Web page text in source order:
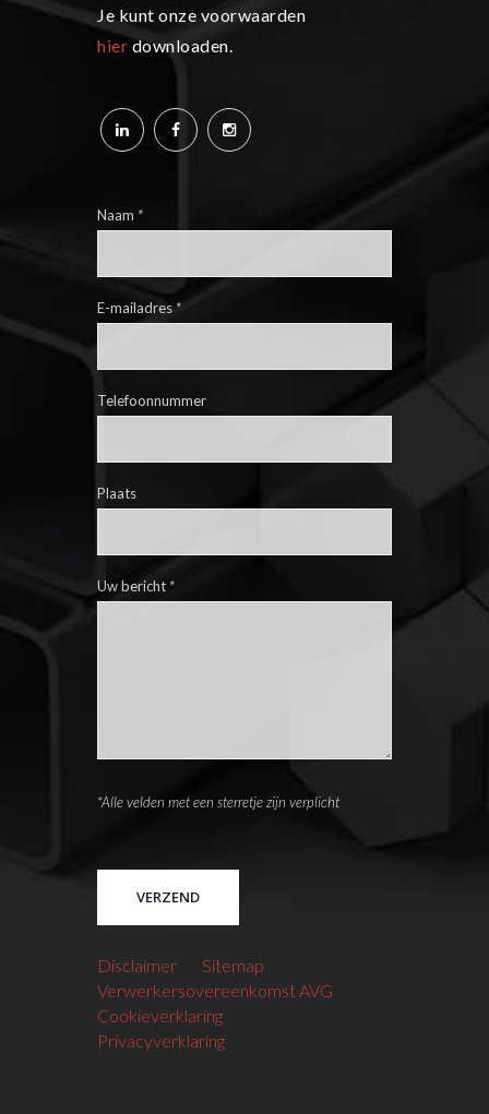
Je kunt onze voorwaarden
hier downloaden.
Naam *
E-mailadres *
Telefoonnummer
Plaats
Uw bericht *
*Alle velden met een sterretje zijn verplicht
Disclaimer
Sitemap
Verwerkersovereenkomst AVG
Cookieverklaring
Privacyverklaring